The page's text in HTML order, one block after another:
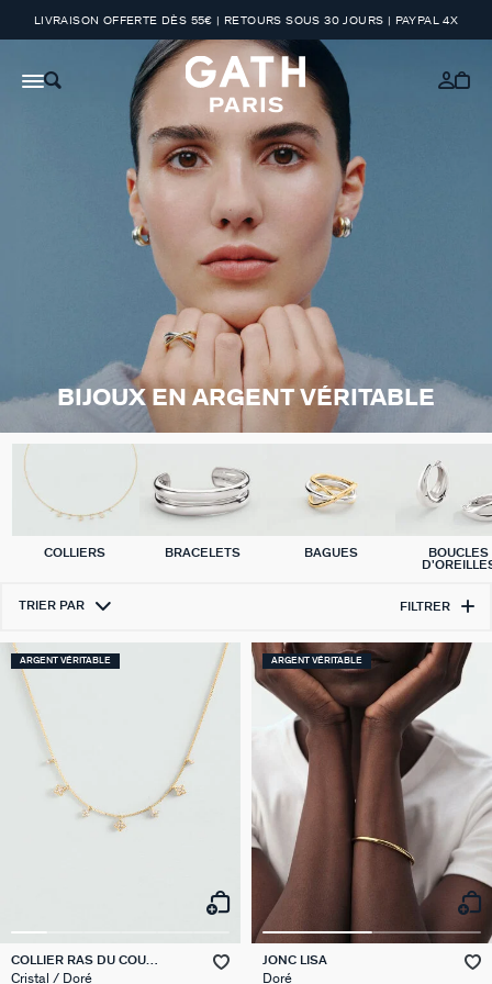
LIVRAISON OFFERTE DÈS 55€ | RETOURS SOUS 30 JOURS | PAYPAL 4X
BIJOUX EN ARGENT VÉRITABLE
COLLIERS BRACELETS BAGUES
BOUCLES
TRIER PAR FILTRER
ARGENT VÉRITABLE
COLLIER RAS DU COU
BELOVED
Cristal / Doré
ARGENT VÉRITABLE
JONC LISA
Doré